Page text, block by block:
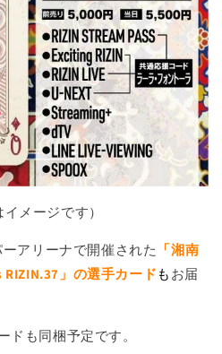
イメージです）
アリーナで開催された 「湘南
」の選手カードも お届
ドも同梱予定です。